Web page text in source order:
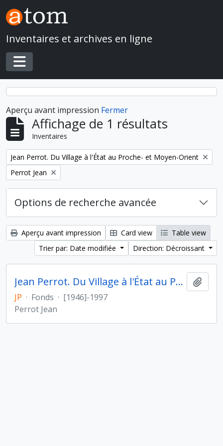
Skip to main content
Inventaires et archives en ligne
Toggle navigation
Aperçu avant impression Fermer
Affichage de 1 résultats
Inventaires
Remove filter:
Jean Perrot. Du Village à l'État au Proche- et Moyen-Orient
Remove filter:
Perrot Jean
Options de recherche avancée
Aperçu avant impression Card view
Table view
Trier par: Date modifiée
Direction: Décroissant
Jean Perrot. Du Village à l'État au Proche- et Moyen-Orient
JP · Fonds · [1946]-1997
Perrot Jean